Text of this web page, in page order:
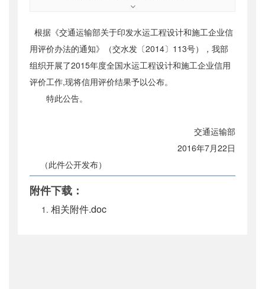
交通运输部公告2016第34号
公开日期：2016年08月01日
主题词：
信用评价
机构分类 ：水运局
主题分类：其他监督
公文类型：
根据《交通运输部关于印发水运工程设计和施工企业信
用评价办法的通知》
（交水发〔2014〕113号），我部
组织开展了2015年度全国水运工程设计和施工企业信用
评价工作,现将信用评价结果予以公布。
特此公告。
交通运输部
2016年7月22日
（此件公开发布）
附件下载：
相关附件.doc